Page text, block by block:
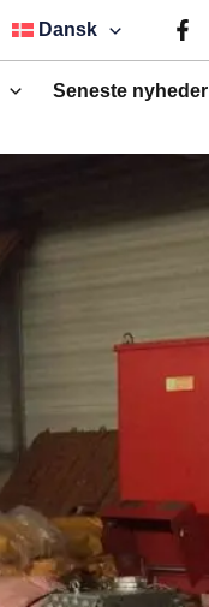
Dansk
Seneste nyheder